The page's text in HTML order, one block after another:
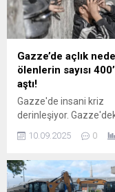
Gazze’de açlık
ölenlerin sayısı
aştı!
Gazze'de insani kriz
derinleşiyor.
Filistin Sağlık Bakanlığı,
yaptığı yazılı
açlık ve yetersiz
nedeniyle hayatını
10.09.2025 0